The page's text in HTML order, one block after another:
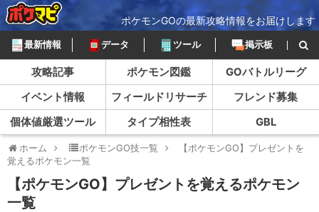
ポケモンGOの最新攻略情報をお届けします
最新情報 データ ツール 掲示板
攻略記事 ポケモン図鑑
GOバトルリーグ
イベント情報
フィールドリサーチ
フレンド募集
個体値厳選ツール
タイプ相性表 GBL
ホーム ポケモンGO技一覧
【ポケモンGO】プレゼントを
覚えるポケモン一覧
【ポケモンGO】プレゼントを覚えるポケモン
一覧